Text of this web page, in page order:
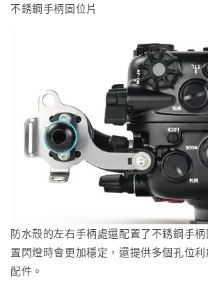
不銹鋼手柄固位片
防水殼的左右手柄處還配置了不銹鋼手
置閃燈時會更加穩定，還提供多個孔位
配件。